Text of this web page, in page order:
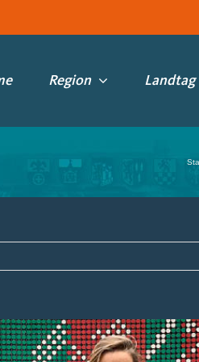
Region Landtag